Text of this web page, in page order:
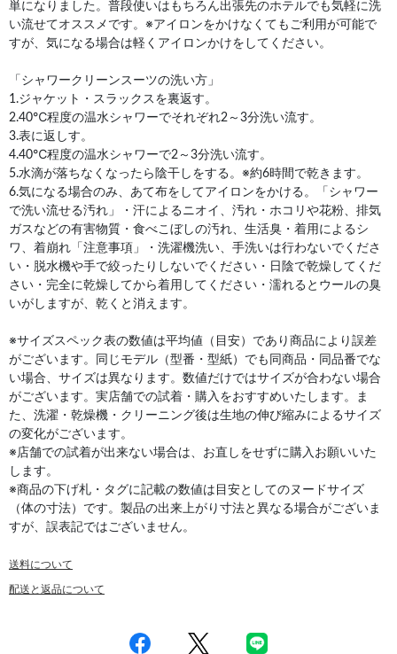
単になりました。普段使いはもちろん出張先のホテルでも気軽に洗
い流せてオススメです。※アイロンをかけなくてもご利用が可能で
すが、気になる場合は軽くアイロンかけをしてください。
「シャワークリーンスーツの洗い方」
1.ジャケット・スラックスを裏返す。
2.40℃程度の温水シャワーでそれぞれ2～3分洗い流す。
3.表に返しす。
4.40℃程度の温水シャワーで2～3分洗い流す。
5.水滴が落ちなくなったら陰干しをする。※約6時間で乾きます。
6.気になる場合のみ、あて布をしてアイロンをかける。「シャワー
で洗い流せる汚れ」・汗によるニオイ、汚れ・ホコリや花粉、排気
ガスなどの有害物質・食べこぼしの汚れ、生活臭・着用によるシ
ワ、着崩れ「注意事項」・洗濯機洗い、手洗いは行わないでくださ
い・脱水機や手で絞ったりしないでください・日陰で乾燥してくだ
さい・完全に乾燥してから着用してください・濡れるとウールの臭
いがしますが、乾くと消えます。
※サイズスペック表の数値は平均値（目安）であり商品により誤差
がございます。同じモデル（型番・型紙）でも同商品・同品番でな
い場合、サイズは異なります。数値だけではサイズが合わない場合
がございます。実店舗での試着・購入をおすすめいたします。ま
た、洗濯・乾燥機・クリーニング後は生地の伸び縮みによるサイズ
の変化がございます。
※店舗での試着が出来ない場合は、お直しをせずに購入お願いいた
します。
※商品の下げ札・タグに記載の数値は目安としてのヌードサイズ
（体の寸法）です。製品の出来上がり寸法と異なる場合がございま
すが、誤表記ではございません。
送料について
配送と返品について